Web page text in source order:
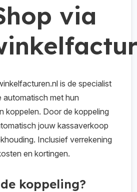
via
is de specialist
automatisch met hun
koppelen. Door de koppeling
jouw kassaverkoop
Inclusief verrekening
en kortingen.
koppeling?